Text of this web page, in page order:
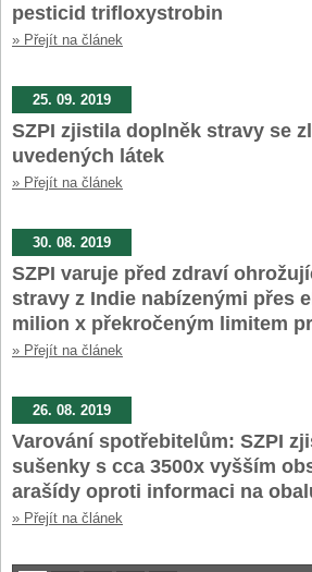
pesticid trifloxystrobin
» Přejít na článek
25. 09. 2019
SZPI zjistila doplněk stravy se
uvedených látek
» Přejít na článek
30. 08. 2019
SZPI varuje před zdraví
stravy z Indie nabízenými přes
milion x překročeným limitem
» Přejít na článek
26. 08. 2019
Varování spotřebitelům: SZPI
sušenky s cca 3500x vyšším
arašídy oproti informaci na
» Přejít na článek